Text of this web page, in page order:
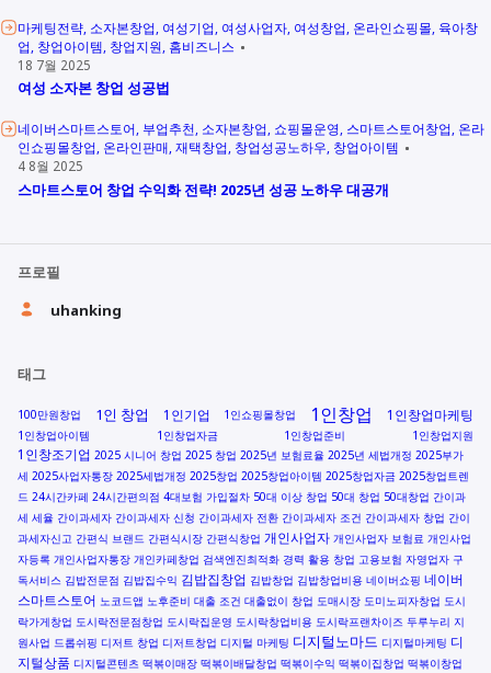
마케팅전략 소자본창업 여성기업 여성사업자 여성창업 온라인쇼핑몰 육아창
업 창업아이템 창업지원 홈비즈니스
18 7월 2025
여성 소자본 창업 성공법
네이버스마트스토어 부업추천 소자본창업 쇼핑몰운영 스마트스토어창업 온라
인쇼핑몰창업 온라인판매 재택창업 창업성공노하우 창업아이템
4 8월 2025
스마트스토어 창업 수익화 전략! 2025년 성공 노하우 대공개
프로필
uhanking
태그
100만원창업 1인 창업 1인기업 1인쇼핑몰창업 1인창업 1인창업마케팅
1인창업아이템 1인창업자금 1인창업준비 1인창업지원
1인창조기업 2025 시니어 창업 2025 창업 2025년 보험료율 2025년 세법개정 2025부가
세 2025사업자통장 2025세법개정 2025창업 2025창업아이템 2025창업자금 2025창업트렌
드 24시간카페 24시간편의점 4대보험 가입절차 50대 이상 창업 50대 창업 50대창업 간이과
세 세율 간이과세자 간이과세자 신청 간이과세자 전환 간이과세자 조건 간이과세자 창업 간이
과세자신고 간편식 브랜드 간편식시장 간편식창업 개인사업자 개인사업자 보험료 개인사업
자등록 개인사업자통장 개인카페창업 검색엔진최적화 경력 활용 창업 고용보험 자영업자 구
독서비스 김밥전문점 김밥집수익 김밥집창업 김밥창업 김밥창업비용 네이버쇼핑 네이버
스마트스토어 노코드앱 노후준비 대출 조건 대출없이 창업 도매시장 도미노피자창업 도시
락가게창업 도시락전문점창업 도시락집운영 도시락창업비용 도시락프랜차이즈 두루누리 지
원사업 드롭쉬핑 디저트 창업 디저트창업 디지털 마케팅 디지털노마드 디지털마케팅 디
지털상품 디지털콘텐츠 떡볶이매장 떡볶이배달창업 떡볶이수익 떡볶이집창업 떡볶이창업